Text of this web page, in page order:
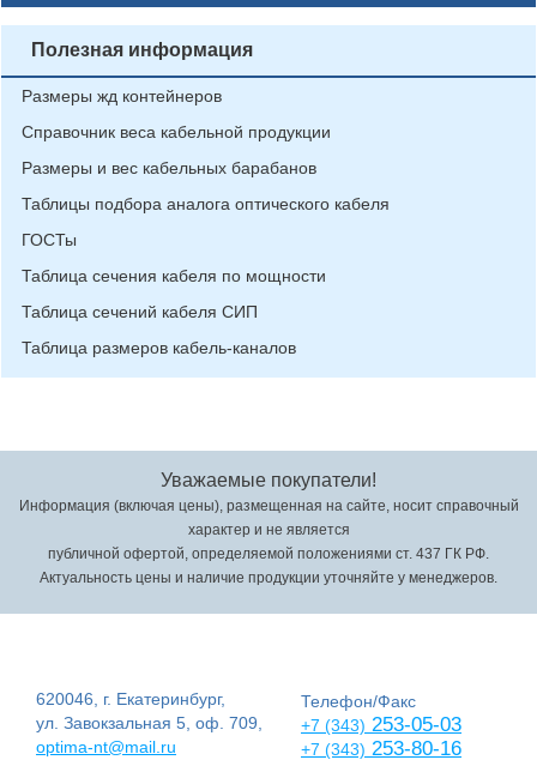
Полезная информация
Размеры жд контейнеров
Справочник веса кабельной продукции
Размеры и вес кабельных барабанов
Таблицы подбора аналога оптического кабеля
ГОСТы
Таблица сечения кабеля по мощности
Таблица сечений кабеля СИП
Таблица размеров кабель-каналов
Уважаемые покупатели!
Информация (включая цены), размещенная на сайте, носит справочный
характер и не является
публичной офертой, определяемой положениями ст. 437 ГК РФ.
Актуальность цены и наличие продукции уточняйте у менеджеров.
620046, г. Екатеринбург,
ул. Завокзальная 5, оф. 709,
optima-nt@mail.ru
Телефон/Факс
+7 (343) 253-05-03
+7 (343) 253-80-16